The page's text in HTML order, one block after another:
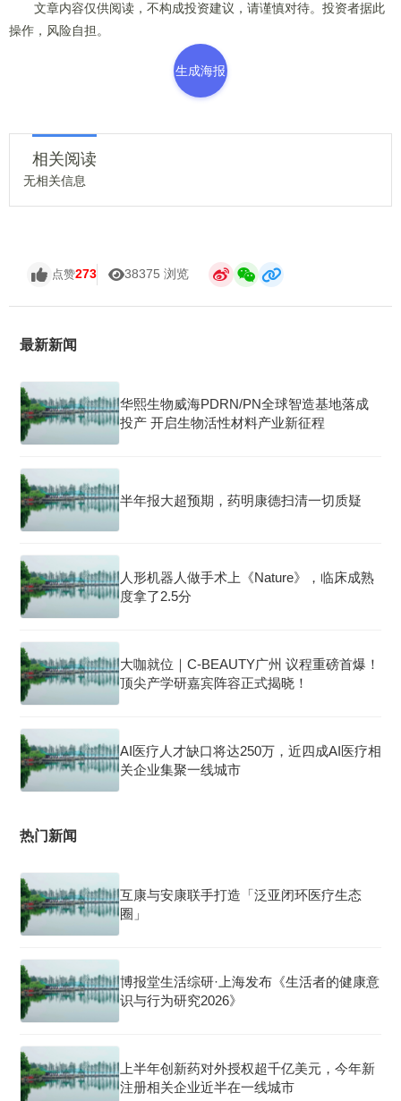
文章内容仅供阅读，不构成投资建议，请谨慎对待。投资者据此
操作，风险自担。
生成海报
相关阅读
无相关信息
点赞273 38375 浏览
最新新闻
华熙生物威海PDRN/PN全球智造基地落成
投产 开启生物活性材料产业新征程
半年报大超预期，药明康德扫清一切质疑
人形机器人做手术上《Nature》，临床成熟
度拿了2.5分
大咖就位｜C-BEAUTY广州 议程重磅首爆！
顶尖产学研嘉宾阵容正式揭晓！
AI医疗人才缺口将达250万，近四成AI医疗相
关企业集聚一线城市
热门新闻
互康与安康联手打造「泛亚闭环医疗生态
圈」
博报堂生活综研·上海发布《生活者的健康意
识与行为研究2026》
上半年创新药对外授权超千亿美元，今年新
注册相关企业近半在一线城市